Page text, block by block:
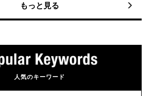
もっと見る
人気のキーワード